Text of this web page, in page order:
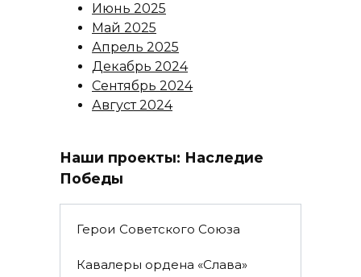
Июнь 2025
Май 2025
Апрель 2025
Декабрь 2024
Сентябрь 2024
Август 2024
Наши проекты: Наследие
Победы
Герои Советского Союза
Кавалеры ордена «Слава»